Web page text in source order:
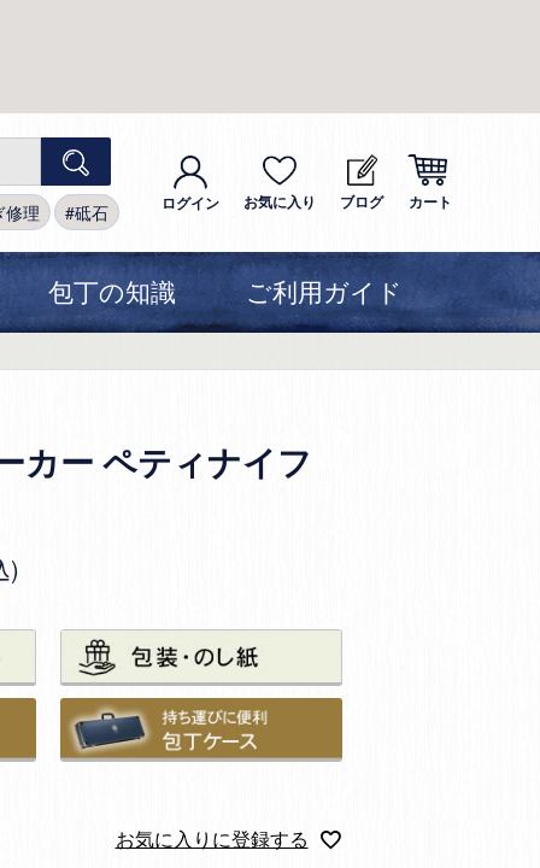
修理 砥石 ログイン お気に入り ブログ カート
包丁の知識 ご利用ガイド
カー ペティナイフ
お気に入りに登録する